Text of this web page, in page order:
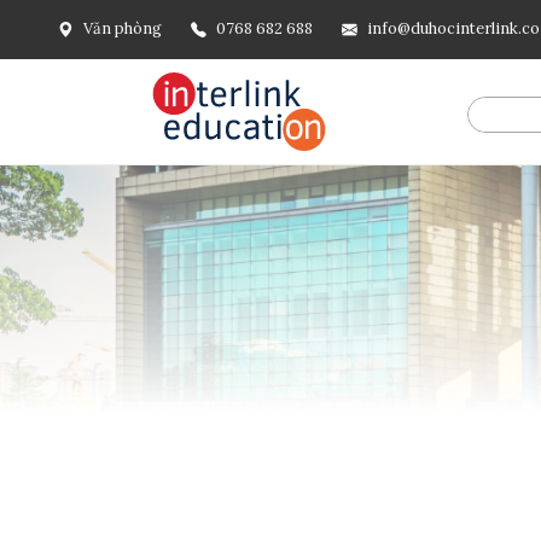
Văn phòng 0768 682 688
@include('frontend.layouts.schema-org', [ 'type' =>
url('/'), ], [ '@type' => 'ListItem', 'position' => 2, 'name' =>
=> url()->current(), ], ], ], ])